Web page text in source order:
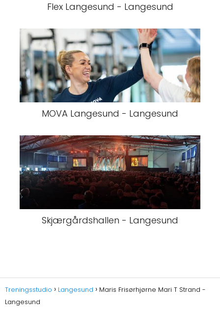
Flex Langesund - Langesund
MOVA Langesund - Langesund
Skjærgårdshallen - Langesund
Treningsstudio Langesund
Maris Frisørhjørne Mari T Strand -
Langesund